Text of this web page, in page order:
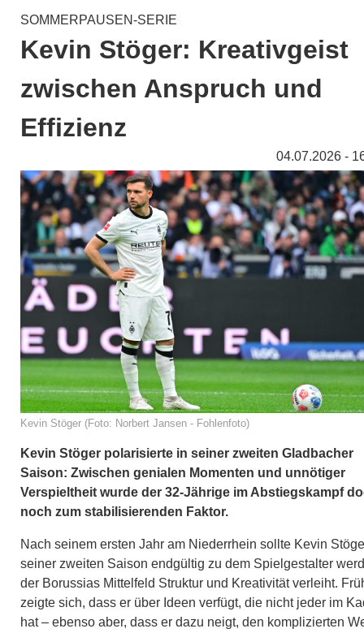
SOMMERPAUSEN-SERIE
Kevin Stöger: Kreativgeist
zwischen Anspruch und
Effizienz
04.07.2026 -
Kevin Stöger (Foto: Norbert Jansen - Fohlenfoto)
Kevin Stöger polarisierte in seiner zweiten Gladbacher
Saison: Zwischen genialen Momenten und unnötiger
Verspieltheit wurde der 32-Jährige im Abstiegskampf
noch zum stabilisierenden Faktor.
Nach seinem ersten Jahr am Niederrhein sollte Kevin
seiner zweiten Saison endgültig zu dem Spielgestalter
der Borussias Mittelfeld Struktur und Kreativität verleiht.
zeigte sich, dass er über Ideen verfügt, die nicht jeder im
hat – ebenso aber, dass er dazu neigt, den komplizierten